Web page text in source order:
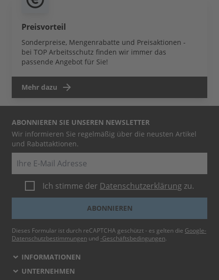
Preisvorteil
Sonderpreise, Mengenrabatte und Preisaktionen -
bei TOP Arbeitsschutz finden wir immer das
passende Angebot für Sie!
Mehr dazu
ABONNIEREN SIE UNSEREN NEWSLETTER
Wir informieren Sie regelmäßig über die neusten Artikel
und Rabattaktionen.
Ich stimme der Datenschutzerklärung zu.
ABONNIEREN
Dieses Formular ist durch reCAPTCHA geschützt - es gelten die Google-
Datenschutzbestimmungen und -Geschäftsbedingungen.
INFORMATIONEN
UNTERNEHMEN